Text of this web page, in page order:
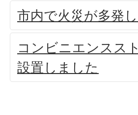
市内で火災が多発
コンビニエンスス
設置しました